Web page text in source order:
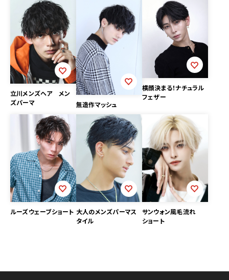
立川メンズヘア メン
ズパーマ
無造作マッシュ
横顔決まる！ナチュラル
フェザー
ルーズウェーブショート 大人のメンズパーマス
タイル
サンウォン風毛流れ
ショート